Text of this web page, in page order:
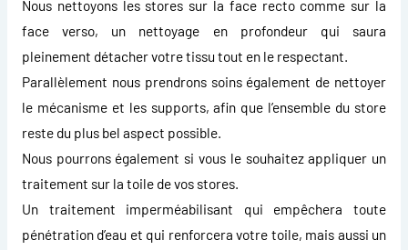
Nous nettoyons les stores sur la face recto comme sur la
face verso, un nettoyage en profondeur qui saura
pleinement détacher votre tissu tout en le respectant.
Parallèlement nous prendrons soins également de nettoyer
le mécanisme et les supports, afin que l’ensemble du store
reste du plus bel aspect possible.
Nous pourrons également si vous le souhaitez appliquer un
traitement sur la toile de vos stores.
Un traitement imperméabilisant qui empêchera toute
pénétration d’eau et qui renforcera votre toile, mais aussi un